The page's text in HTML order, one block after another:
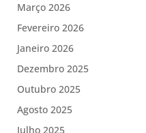
Março 2026
Fevereiro 2026
Janeiro 2026
Dezembro 2025
Outubro 2025
Agosto 2025
Julho 2025